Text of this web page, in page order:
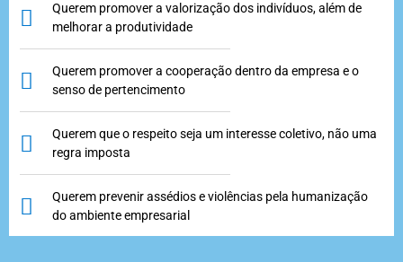
Querem promover a valorização dos indivíduos, além de
melhorar a produtividade
Querem promover a cooperação dentro da empresa e o
senso de pertencimento
Querem que o respeito seja um interesse coletivo, não uma
regra imposta
Querem prevenir assédios e violências pela humanização
do ambiente empresarial